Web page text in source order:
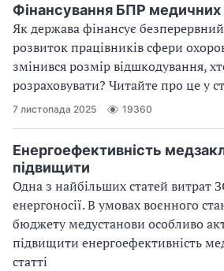
Фінансування БПР медичних
Як держава фінансує
розвиток працівників сфери
змінився розмір відшкодування,
розраховувати? Читайте про це у
7 листопада 2025 19360
Енергоефективність
підвищити
Одна з найбільших статей витрат
енергоносії. В умовах воєнного
бюджету медустанови особливо
підвищити енергоефективність
статті